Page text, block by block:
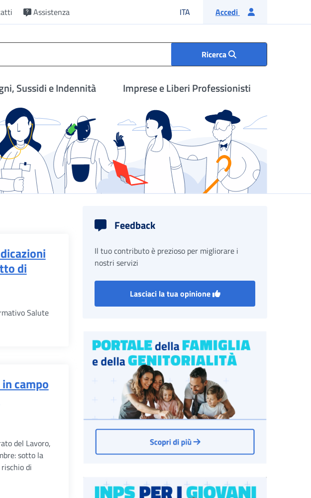
Assistenza ITA Lingua italiana
Accedi
Ricerca
Sussidi e Indennità Imprese e Liberi Professionisti
di
Salute
campo
del Lavoro,
sotto la
di
Feedback
Il tuo contributo è prezioso per migliorare i
nostri servizi
Lasciaci la tua opinione